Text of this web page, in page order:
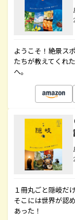
ようこそ！絶景ス
たちが教えてくれ
へ。
１冊丸ごと隠岐だ
そこには世界が認
あった！